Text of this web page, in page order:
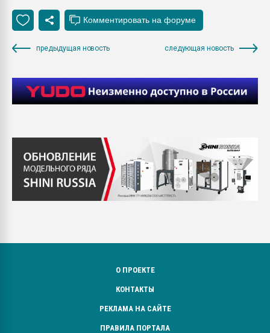
предыдущая новость следующая новость
О ПРОЕКТЕ
КОНТАКТЫ
РЕКЛАМА НА САЙТЕ
ПРАВИЛА ПОРТАЛА